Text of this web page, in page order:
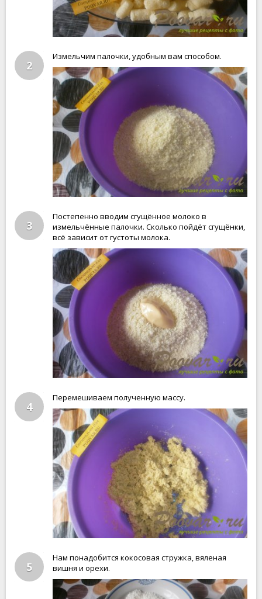
2
Измельчим палочки, удобным вам способом.
3
Постепенно вводим сгущённое молоко в
измельчённые палочки. Сколько пойдёт сгущёнки,
всё зависит от густоты молока.
4
Перемешиваем полученную массу.
5
Нам понадобится кокосовая стружка, вяленая
вишня и орехи.